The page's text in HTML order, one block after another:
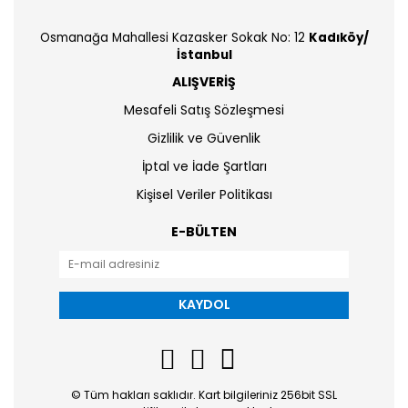
Osmanağa Mahallesi Kazasker Sokak No: 12 Kadıköy/
İstanbul
ALIŞVERİŞ
Mesafeli Satış Sözleşmesi
Gizlilik ve Güvenlik
İptal ve İade Şartları
Kişisel Veriler Politikası
E-BÜLTEN
KAYDOL
© Tüm hakları saklıdır. Kart bilgileriniz 256bit SSL